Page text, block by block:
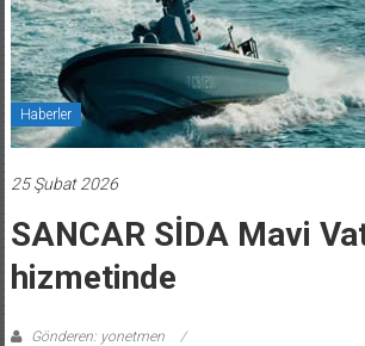
Haberler
25 Şubat 2026
SANCAR SİDA Mavi
hizmetinde
Gönderen: yonetmen